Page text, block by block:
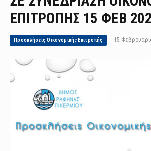
ΕΠΙΤΡΟΠΗΣ 15 ΦΕΒ
Προσκλήσεις Οικονομικής Επιτροπής 15